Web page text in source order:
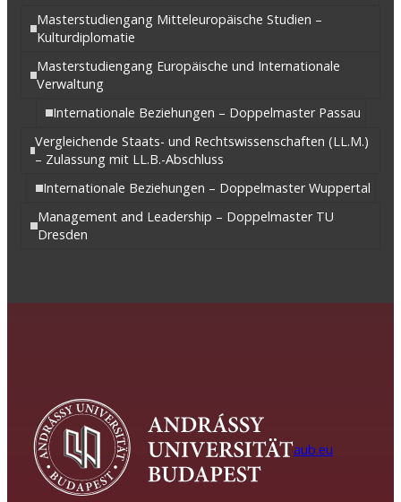
Masterstudiengang Mitteleuropäische Studien –
Kulturdiplomatie
Masterstudiengang Europäische und Internationale
Verwaltung
Internationale Beziehungen – Doppelmaster Passau
Vergleichende Staats- und Rechtswissenschaften (LL.M.)
– Zulassung mit LL.B.-Abschluss
Internationale Beziehungen – Doppelmaster Wuppertal
Management and Leadership – Doppelmaster TU
Dresden
aub.eu